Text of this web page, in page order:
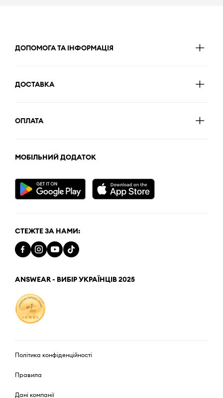
ДОПОМОГА ТА ІНФОРМАЦІЯ
ДОСТАВКА
ОПЛАТА
МОБІЛЬНИЙ ДОДАТОК
СТЕЖТЕ ЗА НАМИ:
ANSWEAR - ВИБІР УКРАЇНЦІВ 2025
Політика конфіденційності
Правила
Дані компанії